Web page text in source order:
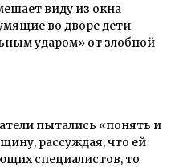
виду из окна
во дворе дети
ударом» от злобной
пытались «понять и
рассуждая, что ей
специалистов, то